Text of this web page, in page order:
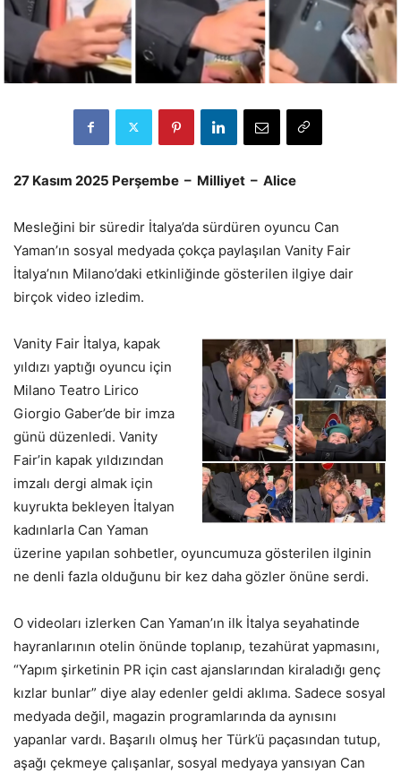
27 Kasım 2025 Perşembe – Milliyet – Alice
Mesleğini bir süredir İtalya’da sürdüren oyuncu Can
Yaman’ın sosyal medyada çokça paylaşılan Vanity Fair
İtalya’nın Milano’daki etkinliğinde gösterilen ilgiye dair
birçok video izledim.
Vanity Fair İtalya, kapak
yıldızı yaptığı oyuncu için
Milano Teatro Lirico
Giorgio Gaber’de bir imza
günü düzenledi. Vanity
Fair’in kapak yıldızından
imzalı dergi almak için
kuyrukta bekleyen İtalyan
kadınlarla Can Yaman
üzerine yapılan sohbetler, oyuncumuza gösterilen ilginin
ne denli fazla olduğunu bir kez daha gözler önüne serdi.
O videoları izlerken Can Yaman’ın ilk İtalya seyahatinde
hayranlarının otelin önünde toplanıp, tezahürat yapmasını,
“Yapım şirketinin PR için cast ajanslarından kiraladığı genç
kızlar bunlar” diye alay edenler geldi aklıma. Sadece sosyal
medyada değil, magazin programlarında da aynısını
yapanlar vardı. Başarılı olmuş her Türk’ü paçasından tutup,
aşağı çekmeye çalışanlar, sosyal medyaya yansıyan Can